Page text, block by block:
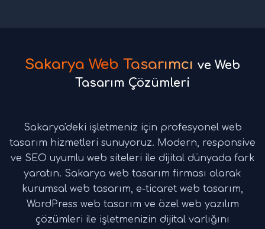
Sakarya Web Tasarımcı ve Web
Tasarım Çözümleri
Sakarya'deki işletmeniz için profesyonel web
tasarım hizmetleri sunuyoruz. Modern, responsive
ve SEO uyumlu web siteleri ile dijital dünyada fark
yaratın. Sakarya web tasarım firması olarak
kurumsal web tasarım, e-ticaret web tasarım,
WordPress web tasarım ve özel web yazılım
çözümleri ile işletmenizin dijital varlığını